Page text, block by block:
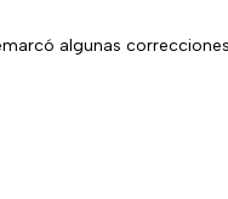
algunas